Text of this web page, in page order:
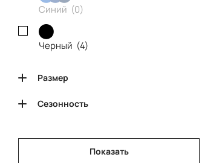
Синий (0)
Черный (4)
Размер
Сезонность
Показать